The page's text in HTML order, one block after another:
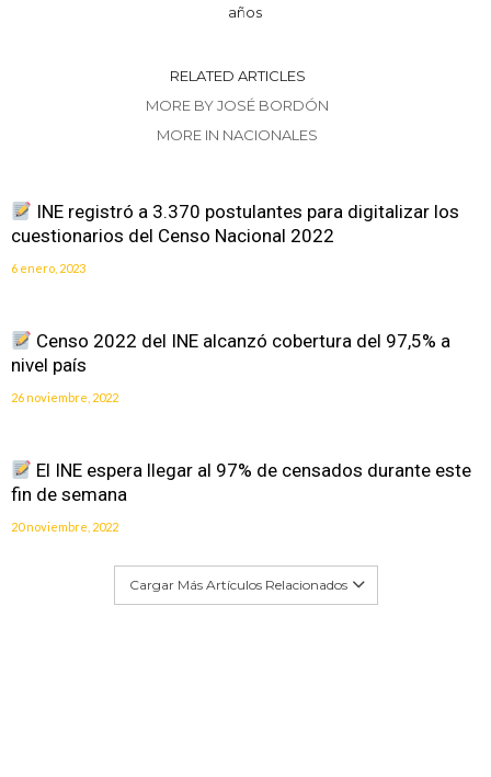
años
RELATED ARTICLES
MORE BY JOSÉ BORDÓN
MORE IN NACIONALES
INE registró a 3.370 postulantes para digitalizar los
cuestionarios del Censo Nacional 2022
6 enero, 2023
Censo 2022 del INE alcanzó cobertura del 97,5% a
nivel país
26 noviembre, 2022
El INE espera llegar al 97% de censados durante este
fin de semana
20 noviembre, 2022
Cargar Más Artículos Relacionados